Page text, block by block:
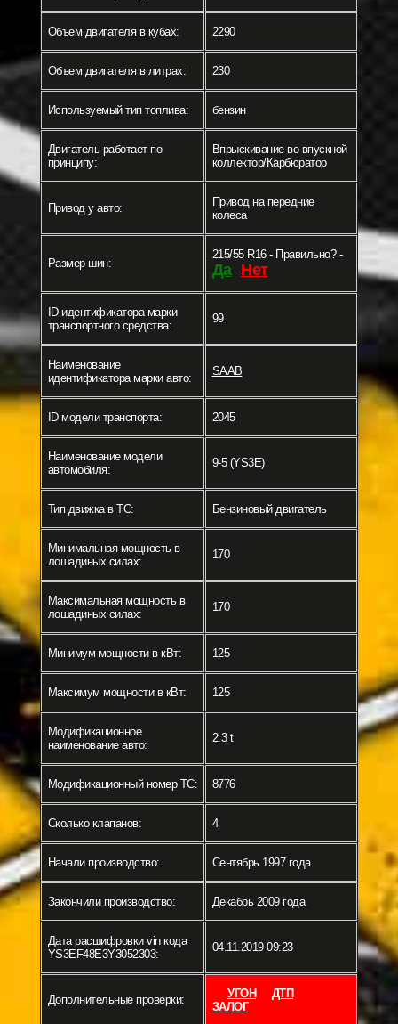
Объем двигателя в кубах: 2290
Объем двигателя в литрах: 230
Используемый тип топлива: бензин
Двигатель работает по
принципу:
Впрыскивание во впускной
коллектор/Карбюратор
Привод у авто:
Привод на передние
колеса
Размер шин:
215/55 R16 - Правильно? -
Да- Нет
ID идентификатора марки
транспортного средства:
99
Наименование
идентификатора марки авто:
SAAB
ID модели транспорта: 2045
Наименование модели
автомобиля:
9-5 (YS3E)
Тип движка в ТС: Бензиновый двигатель
Минимальная мощность в
лошадиных силах:
170
Максимальная мощность в
лошадиных силах:
170
Минимум мощности в кВт: 125
Максимум мощности в кВт: 125
Модификационное
наименование авто:
2.3 t
Модификационный номер ТС: 8776
Сколько клапанов: 4
Начали производство: Сентябрь 1997 года
Закончили производство: Декабрь 2009 года
Дата расшифровки vin кода
YS3EF48E3Y3052303:
04.11.2019 09:23
Дополнительные проверки: УГОН
ДТП
ЗАЛОГ